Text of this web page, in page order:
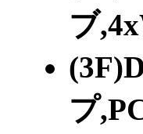
ブ
プ